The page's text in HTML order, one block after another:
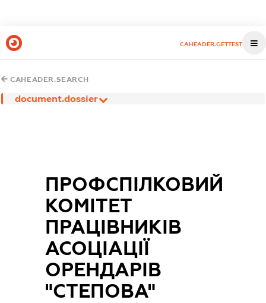
CAHEADER.GETTEST
CAHEADER.SEARCH
document.dossier
ПРОФСПІЛКОВИЙ
КОМІТЕТ
ПРАЦІВНИКІВ
АСОЦІАЦІЇ
ОРЕНДАРІВ
"СТЕПОВА"